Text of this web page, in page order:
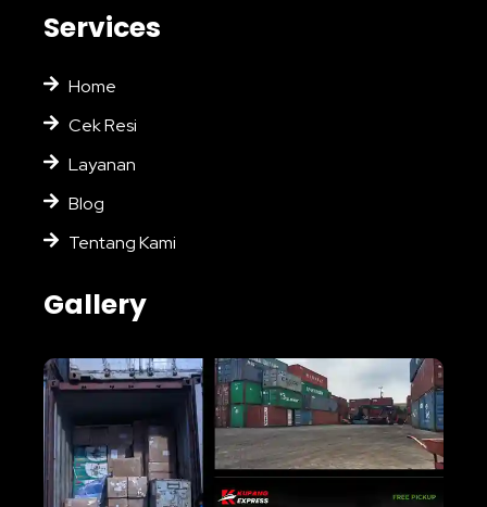
Services
Home
Cek Resi
Layanan
Blog
Tentang Kami
Gallery